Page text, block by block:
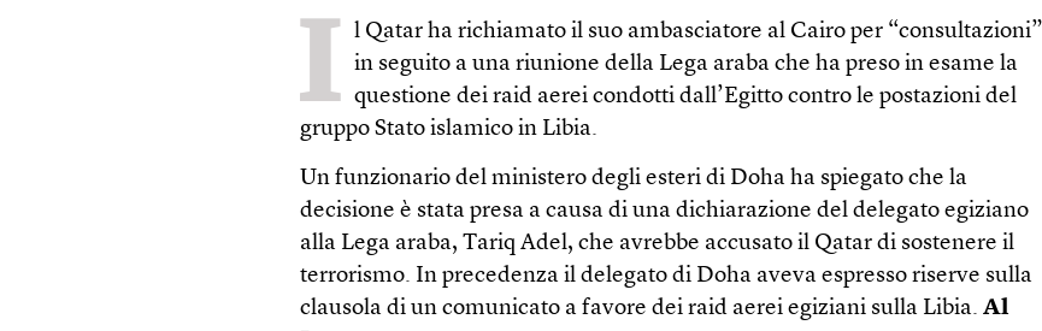
I l Qatar ha richiamato il suo ambasciatore al Cairo per “consultazioni”
in seguito a una riunione della Lega araba che ha preso in esame la
questione dei raid aerei condotti dall’Egitto contro le postazioni del
gruppo Stato islamico in Libia.
Un funzionario del ministero degli esteri di Doha ha spiegato che la
decisione è stata presa a causa di una dichiarazione del delegato egiziano
alla Lega araba, Tariq Adel, che avrebbe accusato il Qatar di sostenere il
terrorismo. In precedenza il delegato di Doha aveva espresso riserve sulla
clausola di un comunicato a favore dei raid aerei egiziani sulla Libia.Al